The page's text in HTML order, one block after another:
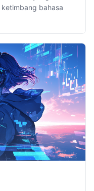
bahasa